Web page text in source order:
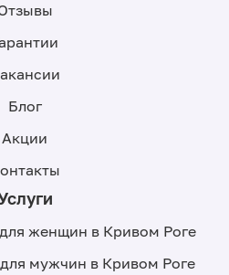
Блог
Акции
женщин в Кривом Роге
мужчин в Кривом Роге